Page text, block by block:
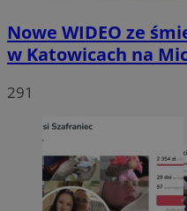
Nowe WIDEO ze
w Katowicach na
291